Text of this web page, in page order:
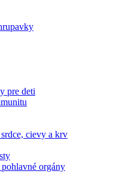
pre deti
cievy a krv
orgány